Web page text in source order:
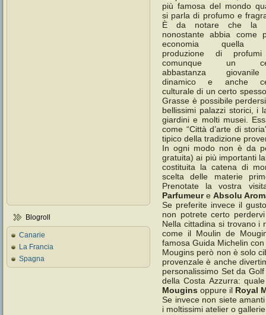
Blogroll
Canarie
La Francia
Spagna
più famosa del mondo
si parla di profumo e
È da notare che la
nonostante abbia come
economia quella
produzione di
comunque un
abbastanza
dinamico e anche
culturale di un certo
Grasse è possibile
bellissimi palazzi storici, i
giardini e molti musei.
come “Città d’arte di
tipico della tradizione
In ogni modo non è da
gratuita) ai più importanti
costituita la catena di
scelta delle materie
Prenotate la vostra
Parfumeure Absolu
Se preferite invece il
non potrete certo
Nella cittadina si trovano i
come il Moulin de
famosa Guida Michelin
Mougins però non è solo
provenzale è anche
personalissimo Set da
della Costa Azzurra:
Mougins oppure il Royal
Se invece non siete
i moltissimi atelier o